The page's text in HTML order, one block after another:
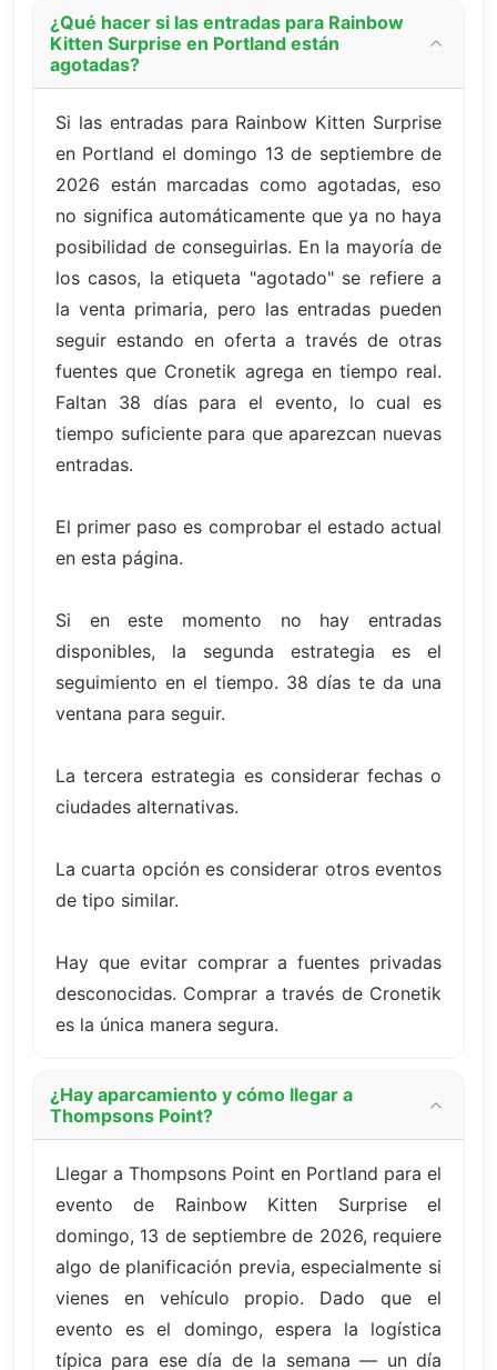
¿Qué hacer si las entradas para Rainbow
Kitten Surprise en Portland están
agotadas?
Si las entradas para Rainbow Kitten Surprise
en Portland el domingo 13 de septiembre de
2026 están marcadas como agotadas, eso
no significa automáticamente que ya no haya
posibilidad de conseguirlas. En la mayoría de
los casos, la etiqueta "agotado" se refiere a
la venta primaria, pero las entradas pueden
seguir estando en oferta a través de otras
fuentes que Cronetik agrega en tiempo real.
Faltan 38 días para el evento, lo cual es
tiempo suficiente para que aparezcan nuevas
entradas.
El primer paso es comprobar el estado actual
en esta página.
Si en este momento no hay entradas
disponibles, la segunda estrategia es el
seguimiento en el tiempo. 38 días te da una
ventana para seguir.
La tercera estrategia es considerar fechas o
ciudades alternativas.
La cuarta opción es considerar otros eventos
de tipo similar.
Hay que evitar comprar a fuentes privadas
desconocidas. Comprar a través de Cronetik
es la única manera segura.
¿Hay aparcamiento y cómo llegar a
Thompsons Point?
Llegar a Thompsons Point en Portland para el
evento de Rainbow Kitten Surprise el
domingo, 13 de septiembre de 2026, requiere
algo de planificación previa, especialmente si
vienes en vehículo propio. Dado que el
evento es el domingo, espera la logística
típica para ese día de la semana — un día